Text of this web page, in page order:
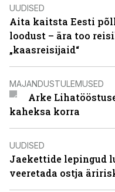
UUDISED
Aita kaitsta Eesti
loodust – ära too
„kaasreisijaid“
MAJANDUSTULEMUSED
Arke
kaheksa korra
UUDISED
Jaekettide lepingud
veeretada ostja